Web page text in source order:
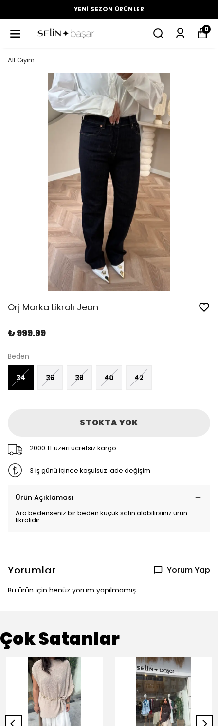
YENI SEZON ÜRÜNLER
0
Alt Giyim
Orj Marka Likralı Jean
₺ 999.99
Beden
34 36 38 40 42
STOKTA YOK
2000 TL üzeri ücretsiz kargo
3 iş günü içinde koşulsuz iade değişim
Ürün Açıklaması
Ara bedenseniz bir beden küçük satın alabilirsiniz ürün
likralıdır
Yorumlar Yorum Yap
Bu ürün için henüz yorum yapılmamış.
Çok Satanlar